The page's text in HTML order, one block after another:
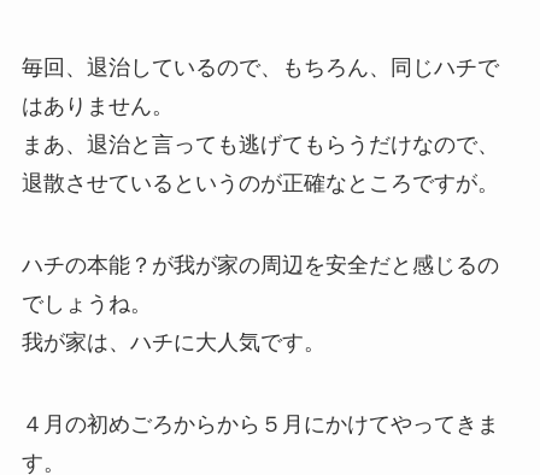
毎回、退治しているので、もちろん、同じハチで
はありません。
まあ、退治と言っても逃げてもらうだけなので、
退散させているというのが正確なところですが。
ハチの本能？が我が家の周辺を安全だと感じるの
でしょうね。
我が家は、ハチに大人気です。
４月の初めごろからから５月にかけてやってきま
す。